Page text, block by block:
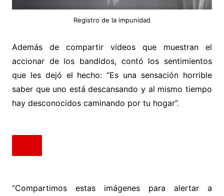
Registro de la impunidad
Además de compartir videos que muestran el
accionar de los bandidos, contó los sentimientos
que les dejó el hecho: “Es una sensación horrible
saber que uno está descansando y al mismo tiempo
hay desconocidos caminando por tu hogar”.
“Compartimos estas imágenes para alertar a